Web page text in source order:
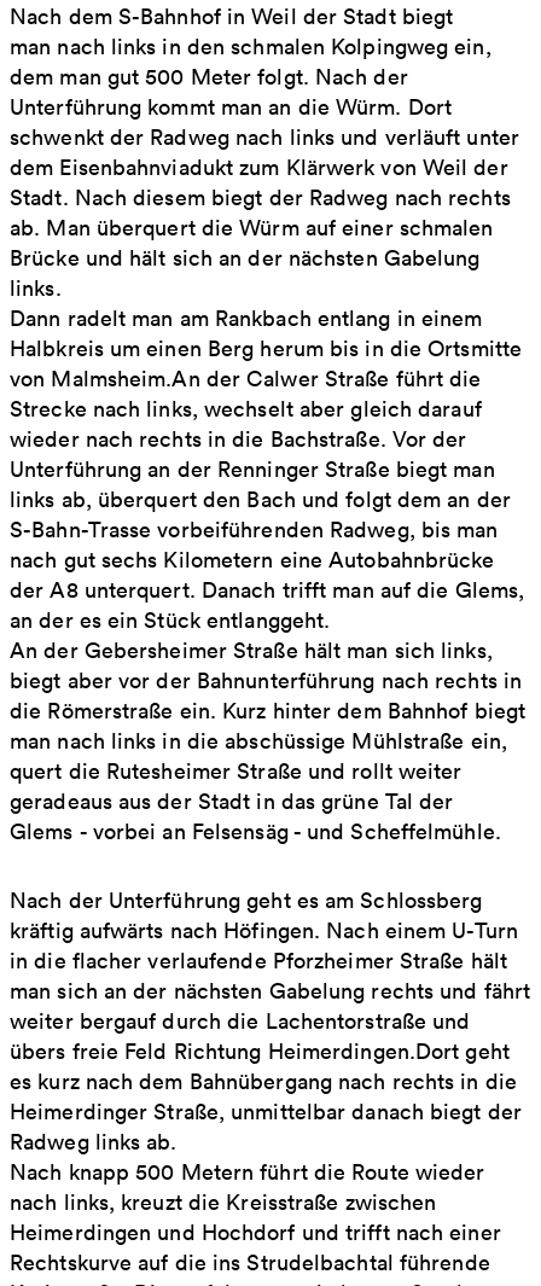
Nach dem S-Bahnhof in Weil der Stadt biegt
man nach links in den schmalen Kolpingweg ein,
dem man gut 500 Meter folgt. Nach der
Unterführung kommt man an die Würm. Dort
schwenkt der Radweg nach links und verläuft unter
dem Eisenbahnviadukt zum Klärwerk von Weil der
Stadt. Nach diesem biegt der Radweg nach rechts
ab. Man überquert die Würm auf einer schmalen
Brücke und hält sich an der nächsten Gabelung
links.
Dann radelt man am Rankbach entlang in einem
Halbkreis um einen Berg herum bis in die Ortsmitte
von Malmsheim.An der Calwer Straße führt die
Strecke nach links, wechselt aber gleich darauf
wieder nach rechts in die Bachstraße. Vor der
Unterführung an der Renninger Straße biegt man
links ab, überquert den Bach und folgt dem an der
S-Bahn-Trasse vorbeiführenden Radweg, bis man
nach gut sechs Kilometern eine Autobahnbrücke
der A8 unterquert. Danach trifft man auf die Glems,
an der es ein Stück entlanggeht.
An der Gebersheimer Straße hält man sich links,
biegt aber vor der Bahnunterführung nach rechts in
die Römerstraße ein. Kurz hinter dem Bahnhof biegt
man nach links in die abschüssige Mühlstraße ein,
quert die Rutesheimer Straße und rollt weiter
geradeaus aus der Stadt in das grüne Tal der
Glems - vorbei an Felsensäg - und Scheffelmühle.
Nach der Unterführung geht es am Schlossberg
kräftig aufwärts nach Höfingen. Nach einem U-Turn
in die flacher verlaufende Pforzheimer Straße hält
man sich an der nächsten Gabelung rechts und fährt
weiter bergauf durch die Lachentorstraße und
übers freie Feld Richtung Heimerdingen.Dort geht
es kurz nach dem Bahnübergang nach rechts in die
Heimerdinger Straße, unmittelbar danach biegt der
Radweg links ab.
Nach knapp 500 Metern führt die Route wieder
nach links, kreuzt die Kreisstraße zwischen
Heimerdingen und Hochdorf und trifft nach einer
Rechtskurve auf die ins Strudelbachtal führende